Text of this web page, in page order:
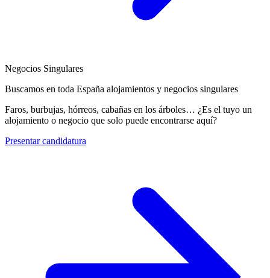
Negocios Singulares
Buscamos en toda España alojamientos y negocios singulares
Faros, burbujas, hórreos, cabañas en los árboles… ¿Es el tuyo un
alojamiento o negocio que solo puede encontrarse aquí?
Presentar candidatura